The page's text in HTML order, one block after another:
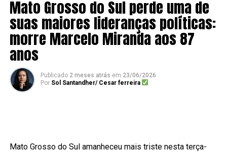
Mato Grosso do Sul perde uma de
suas maiores lideranças políticas:
morre Marcelo Miranda aos 87
anos
Publicado 2 meses atrás em 23/06/2026
Por Sol Santandher/ Cesar ferreira
Mato Grosso do Sul amanheceu mais triste nesta terça-